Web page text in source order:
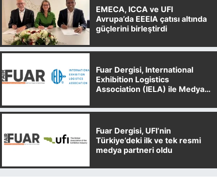
EMECA, ICCA ve UFI
Avrupa’da EEEIA çatısı altında
güçlerini birleştirdi
Fuar Dergisi, International
Exhibition Logistics
Association (IELA) ile Medya
Fuar Dergisi, UFI’nin
Türkiye’deki ilk ve tek resmi
medya partneri oldu